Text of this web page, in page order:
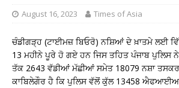
August 16, 2023 Times of Asia
ਚੰਡੀਗੜ੍ਹ (ਟਾਈਮਜ਼ ਬਿਓਰੋ) ਨਸ਼ਿਆਂ ਦੇ ਖ਼ਾਤਮੇ ਲਈ
13 ਮਹੀਨੇ ਪੂਰੇ ਹੋ ਗਏ ਹਨ ਜਿਸ ਤਹਿਤ ਪੰਜਾਬ ਪੁਲਿਸ
ਤੱਕ 2643 ਵੱਡੀਆਂ ਮੱਛੀਆਂ ਸਮੇਤ 18079 ਨਸ਼ਾ
ਕਾਬਿਲੇਗੌਰ ਹੈ ਕਿ ਪੁਲਿਸ ਵੱਲੋਂ ਕੁੱਲ 13458